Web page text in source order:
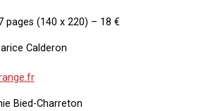
pages (140 x 220) – 18 €
Calderon
Bied-Charreton